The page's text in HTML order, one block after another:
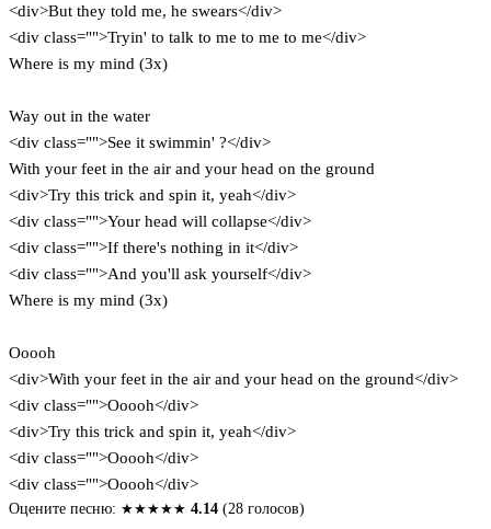
<div>But they told me, he swears</div>
<div class="">Tryin' to talk to me to me to me</div>
Where is my mind (3x)
Way out in the water
<div class="">See it swimmin' ?</div>
With your feet in the air and your head on the ground
<div>Try this trick and spin it, yeah</div>
<div class="">Your head will collapse</div>
<div class="">If there's nothing in it</div>
<div class="">And you'll ask yourself</div>
Where is my mind (3x)
Ooooh
<div>With your feet in the air and your head on the ground</div>
<div class="">Ooooh</div>
<div>Try this trick and spin it, yeah</div>
<div class="">Ooooh</div>
<div class="">Ooooh</div>
Оцените песню: ★★★★★ 4.14 (28 голосов)